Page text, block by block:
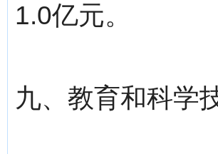
1.0亿元。
九、教育和科学